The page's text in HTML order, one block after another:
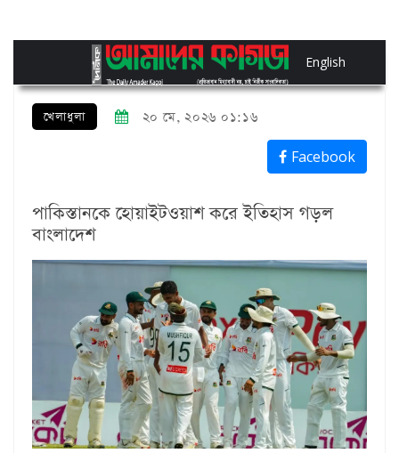
English
খেলাধুলা ২০ মে, ২০২৬ ০১:১৬
Facebook
পাকিস্তানকে হোয়াইটওয়াশ করে ইতিহাস গড়ল
বাংলাদেশ